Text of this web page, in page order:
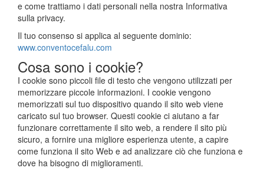
e come trattiamo i dati personali nella nostra Informativa
sulla privacy.
Il tuo consenso si applica al seguente dominio:
www.conventocefalu.com
Cosa sono i cookie?
I cookie sono piccoli file di testo che vengono utilizzati per
memorizzare piccole informazioni. I cookie vengono
memorizzati sul tuo dispositivo quando il sito web viene
caricato sul tuo browser. Questi cookie ci aiutano a far
funzionare correttamente il sito web, a rendere il sito più
sicuro, a fornire una migliore esperienza utente, a capire
come funziona il sito Web e ad analizzare ciò che funziona e
dove ha bisogno di miglioramenti.